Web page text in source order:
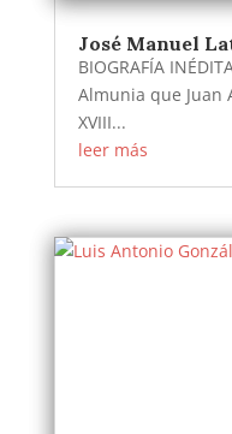
José Manuel
BIOGRAFÍA
Almunia que Juan
XVIII...
leer más